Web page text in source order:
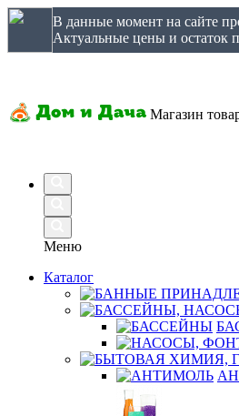
В данные момент на сайте
Актуальные цены и остаток
Магазин
Меню
Каталог